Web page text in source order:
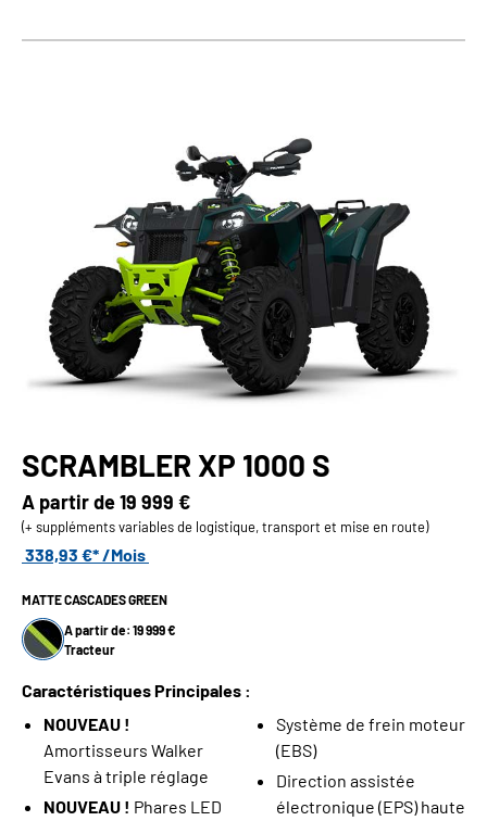
SCRAMBLER XP 1000 S
A partir de19 999 €
(+ suppléments variables de logistique, transport et mise en route)
338,93 €* /Mois
MATTE CASCADES GREEN
A partir de: 19 999 €
Tracteur
Caractéristiques Principales :
NOUVEAU !
Amortisseurs Walker
Evans à triple réglage
NOUVEAU ! Phares LED
Système de frein moteur
(EBS)
Direction assistée
électronique (EPS) haute